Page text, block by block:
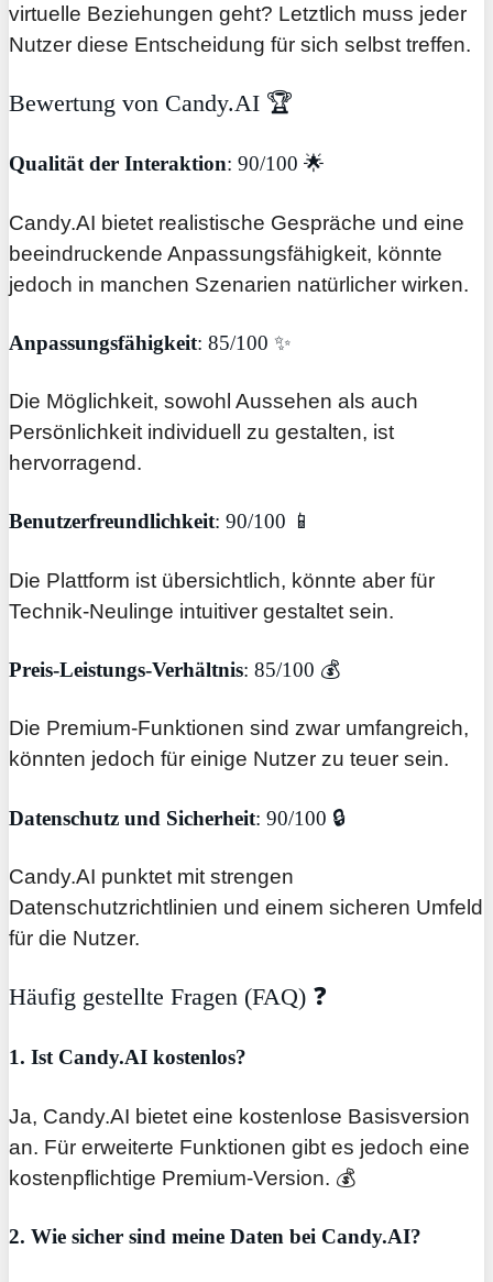
virtuelle Beziehungen geht? Letztlich muss jeder
Nutzer diese Entscheidung für sich selbst treffen.
Bewertung von Candy.AI 🏆
Qualität der Interaktion: 90/100 🌟
Candy.AI bietet realistische Gespräche und eine
beeindruckende Anpassungsfähigkeit, könnte
jedoch in manchen Szenarien natürlicher wirken.
Anpassungsfähigkeit: 85/100 ✨
Die Möglichkeit, sowohl Aussehen als auch
Persönlichkeit individuell zu gestalten, ist
hervorragend.
Benutzerfreundlichkeit: 90/100 📱
Die Plattform ist übersichtlich, könnte aber für
Technik-Neulinge intuitiver gestaltet sein.
Preis-Leistungs-Verhältnis: 85/100 💰
Die Premium-Funktionen sind zwar umfangreich,
könnten jedoch für einige Nutzer zu teuer sein.
Datenschutz und Sicherheit: 90/100 🔒
Candy.AI punktet mit strengen
Datenschutzrichtlinien und einem sicheren Umfeld
für die Nutzer.
Häufig gestellte Fragen (FAQ) ❓
1. Ist Candy.AI kostenlos?
Ja, Candy.AI bietet eine kostenlose Basisversion
an. Für erweiterte Funktionen gibt es jedoch eine
kostenpflichtige Premium-Version. 💰
2. Wie sicher sind meine Daten bei Candy.AI?